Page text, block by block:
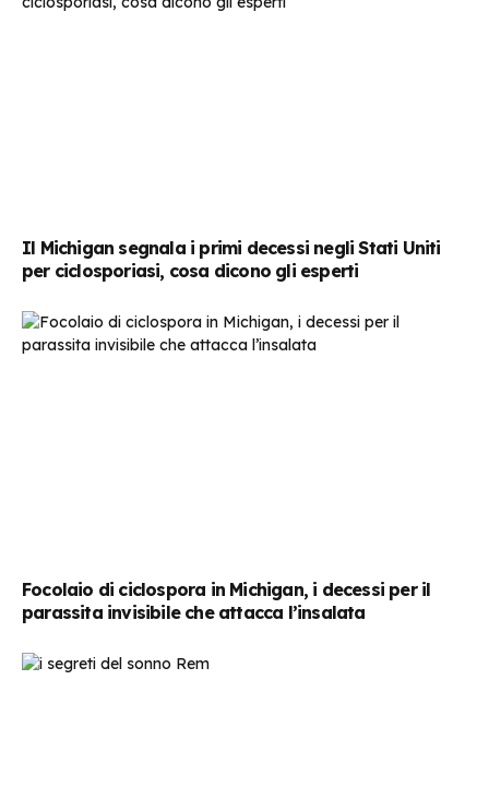
Il Michigan segnala i primi decessi negli Stati Uniti
per ciclosporiasi, cosa dicono gli esperti
Focolaio di ciclospora in Michigan, i decessi per il
parassita invisibile che attacca l’insalata